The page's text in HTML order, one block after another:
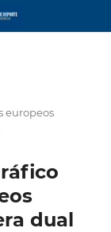
europeos
dual